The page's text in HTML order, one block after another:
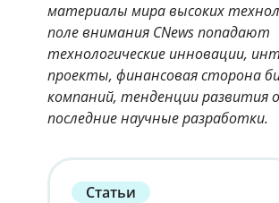
материалы мира высоких
поле внимания CNews попадают
технологические инновации,
проекты, финансовая сторона
компаний, тенденции развития
последние научные разработки.
Статьи